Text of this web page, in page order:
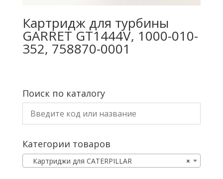
Картридж для турбины
GARRET GT1444V, 1000-010-
352, 758870-0001
Поиск по каталогу
Категории товаров
×
Картриджи для CATERPILLAR